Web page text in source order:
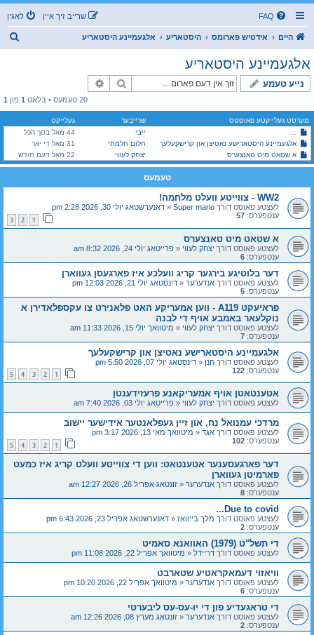
FAQ לאגין שרייב זיך איין
היים אידטיש פארומס היסטאריע אלגעמיינע היסטאריע
אלגעמיינע היסטאריע
נייע טעמע זוך
20 טעמעס • בלאט 1 פון 1
מערסט געלייקטע פאוסטס שרייבער
געלייקט
דער פארגעסענער אטענטאט: ווען די צווייטע וועלט קריג איז כמעט פארמיטן געווארן
ייבי
44 מאל בסך הכל
אלגעמיינע היסטארישע נאטיצן און קרישקעלעך
חלום חלמתי
31 מאל די יאר
א שטאט מיט טאנצערס
יצחק לעווי 22 מאל דעם חודש
טעמעס
WW2 - צווייטע וועלט מלחמה!
לעצטע פאוסט דורך Super mario
« דאנערשטאג יולי 30, 2026 2:28 pm
ענטפערס: 57
1
2
3
א שטאט מיט טאנצערס
לעצטע פאוסט דורך יצחק לעווי « פרייטאג יולי 24, 2026 8:32 am
ענטפערס: 6
דער בלוטיגע בירגער קריג וועלכע איז פארגעסן געווארן
לעצטע פאוסט דורך אנדערער « דינסטאג יולי 21, 2026 12:03 pm
ענטפערס: 5
פראיעקט A119 - ווען אמעריקע האט פלאנירט צו עקספלאדירן א
נוקלעאר באמבע אויף די לבנה
לעצטע פאוסט דורך יצחק לעווי « מיטוואך יולי 15, 2026 11:33 am
ענטפערס: 7
אלגעמיינע היסטארישע נאטיצן און קרישקעלעך
לעצטע פאוסט דורך חנן « דינסטאג יולי 07, 2026 5:50 pm
ענטפערס: 122
1
2
3
4
5
אטענטאטן אויף אמעריקאנע פרעזידענטן
לעצטע פאוסט דורך יצחק לעווי « פרייטאג יולי 03, 2026 7:40 am
מרדכי עמנואל נח, און זיין געפלאנטער אידישער יישוב
לעצטע פאוסט דורך אגד « מיטוואך מאי 13, 2026 3:17 pm
ענטפערס: 102
1
2
3
4
5
דער פארגעסענער אטענטאט: ווען די צווייטע וועלט קריג איז כמעט
פארמיטן געווארן
לעצטע פאוסט דורך אנדערער « זונטאג אפריל 26, 2026 12:27 am
ענטפערס: 8
Due to covid...
לעצטע פאוסט דורך מלך בייוואז « דאנערשטאג אפריל 23, 2026 6:43 pm
ענטפערס: 2
די תשל"ט (1979) האוואנא סאמיט
לעצטע פאוסט דורך דריידל « מיטוואך אפריל 22, 2026 11:08 pm
וויאזוי דעמאקראטיע שטארבט
לעצטע פאוסט דורך אנדערער « מיטוואך אפריל 22, 2026 10:20 pm
ענטפערס: 6
די טראגעדיע פון די יו-עס-עס ליבערטי
לעצטע פאוסט דורך אנדערער « זונטאג מערץ 08, 2026 12:26 am
ענטפערס: 2